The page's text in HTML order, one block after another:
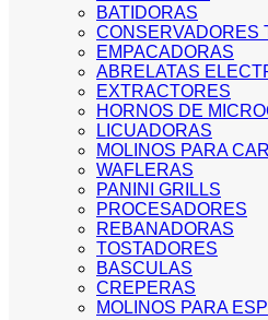
BATIDORAS
CONSERVADORES
EMPACADORAS
ABRELATAS
EXTRACTORES
HORNOS DE
LICUADORAS
MOLINOS PARA
WAFLERAS
PANINI GRILLS
PROCESADORES
REBANADORAS
TOSTADORES
BASCULAS
CREPERAS
MOLINOS PARA